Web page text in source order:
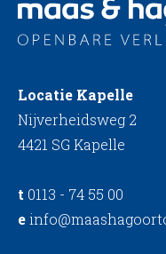
Locatie Kapelle
Nijverheidsweg 2
4421 SG Kapelle
t 0113 - 74 55 00
e